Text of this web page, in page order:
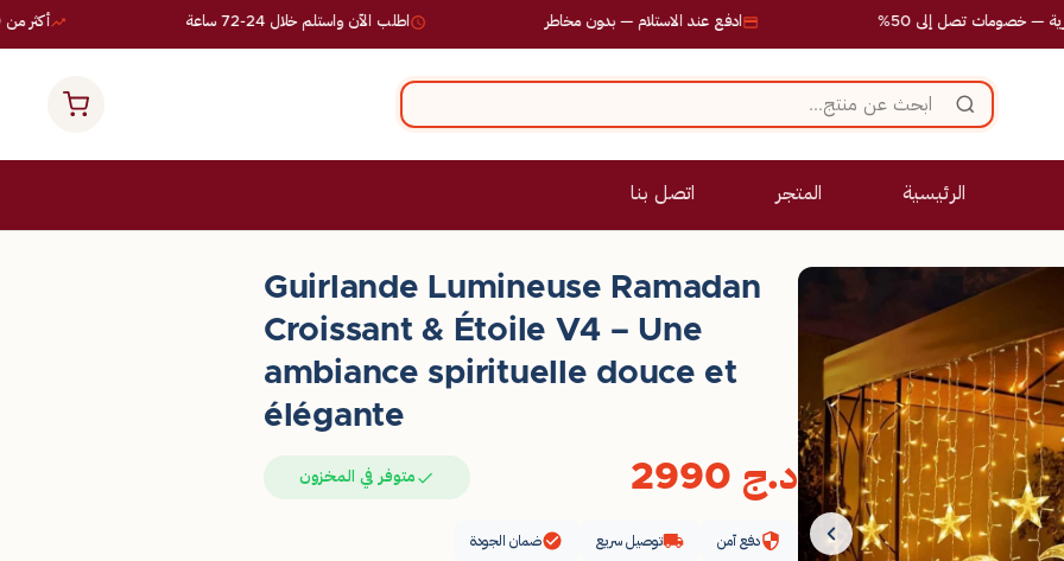
أكثر من 10,000 طلب ناجح اطلب الآن واستلم خلال 24-72 ساعة ادفع عند الاستلام — بدون مخاطر تصل إلى 50%
الرئيسية المتجر اتصل بنا
Guirlande Lumineuse Ramadan
Croissant & Étoile V4 – Une
ambiance spirituelle douce et
élégante
د.ج متوفر في المخزون
دفع آمن توصيل سريع ضمان الجودة